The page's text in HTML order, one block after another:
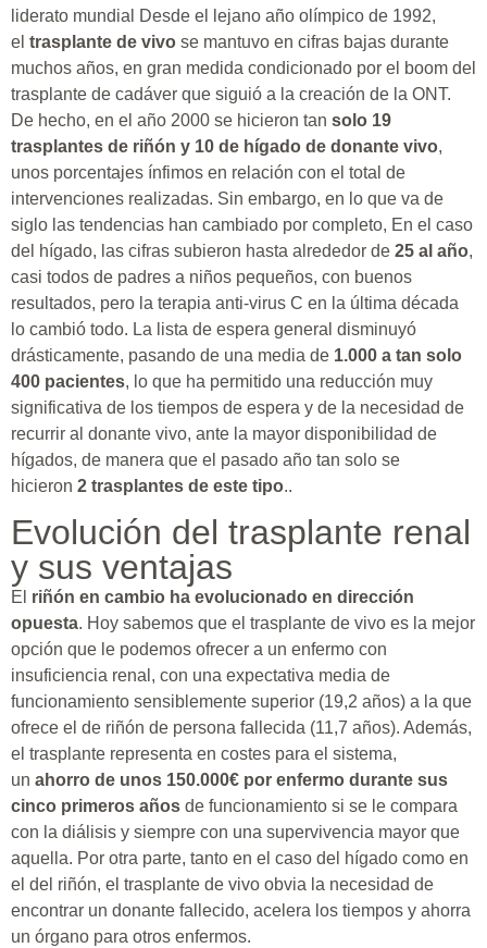
liderato mundial
Desde el lejano año olímpico de 1992,
el trasplante de vivo se mantuvo en cifras bajas durante
muchos años, en gran medida condicionado por el boom del
trasplante de cadáver que siguió a la creación de la ONT.
De hecho, en el año 2000 se hicieron tan solo 19
trasplantes de riñón y 10 de hígado de donante vivo,
unos porcentajes ínfimos en relación con el total de
intervenciones realizadas. Sin embargo, en lo que va de
siglo las tendencias han cambiado por completo, En el caso
del hígado, las cifras subieron hasta alrededor de 25 al año,
casi todos de padres a niños pequeños, con buenos
resultados, pero la terapia anti-virus C en la última década
lo cambió todo. La lista de espera general disminuyó
drásticamente, pasando de una media de 1.000 a tan solo
400 pacientes, lo que ha permitido una reducción muy
significativa de los tiempos de espera y de la necesidad de
recurrir al donante vivo, ante la mayor disponibilidad de
hígados, de manera que el pasado año tan solo se
hicieron 2 trasplantes de este tipo..
Evolución del trasplante renal
y sus ventajas
El riñón en cambio ha evolucionado en dirección
opuesta. Hoy sabemos que el trasplante de vivo es la mejor
opción que le podemos ofrecer a un enfermo con
insuficiencia renal, con una expectativa media de
funcionamiento sensiblemente superior (19,2 años) a la que
ofrece el de riñón de persona fallecida (11,7 años). Además,
el trasplante representa en costes para el sistema,
un ahorro de unos 150.000€ por enfermo durante sus
cinco primeros años de funcionamiento si se le compara
con la diálisis y siempre con una supervivencia mayor que
aquella. Por otra parte, tanto en el caso del hígado como en
el del riñón, el trasplante de vivo obvia la necesidad de
encontrar un donante fallecido, acelera los tiempos y ahorra
un órgano para otros enfermos.